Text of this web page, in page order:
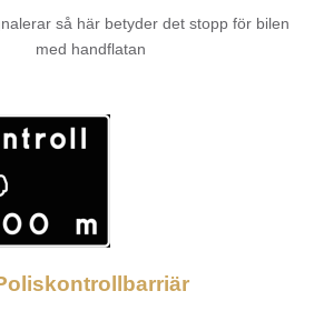
så här betyder det stopp för bilen
med handflatan